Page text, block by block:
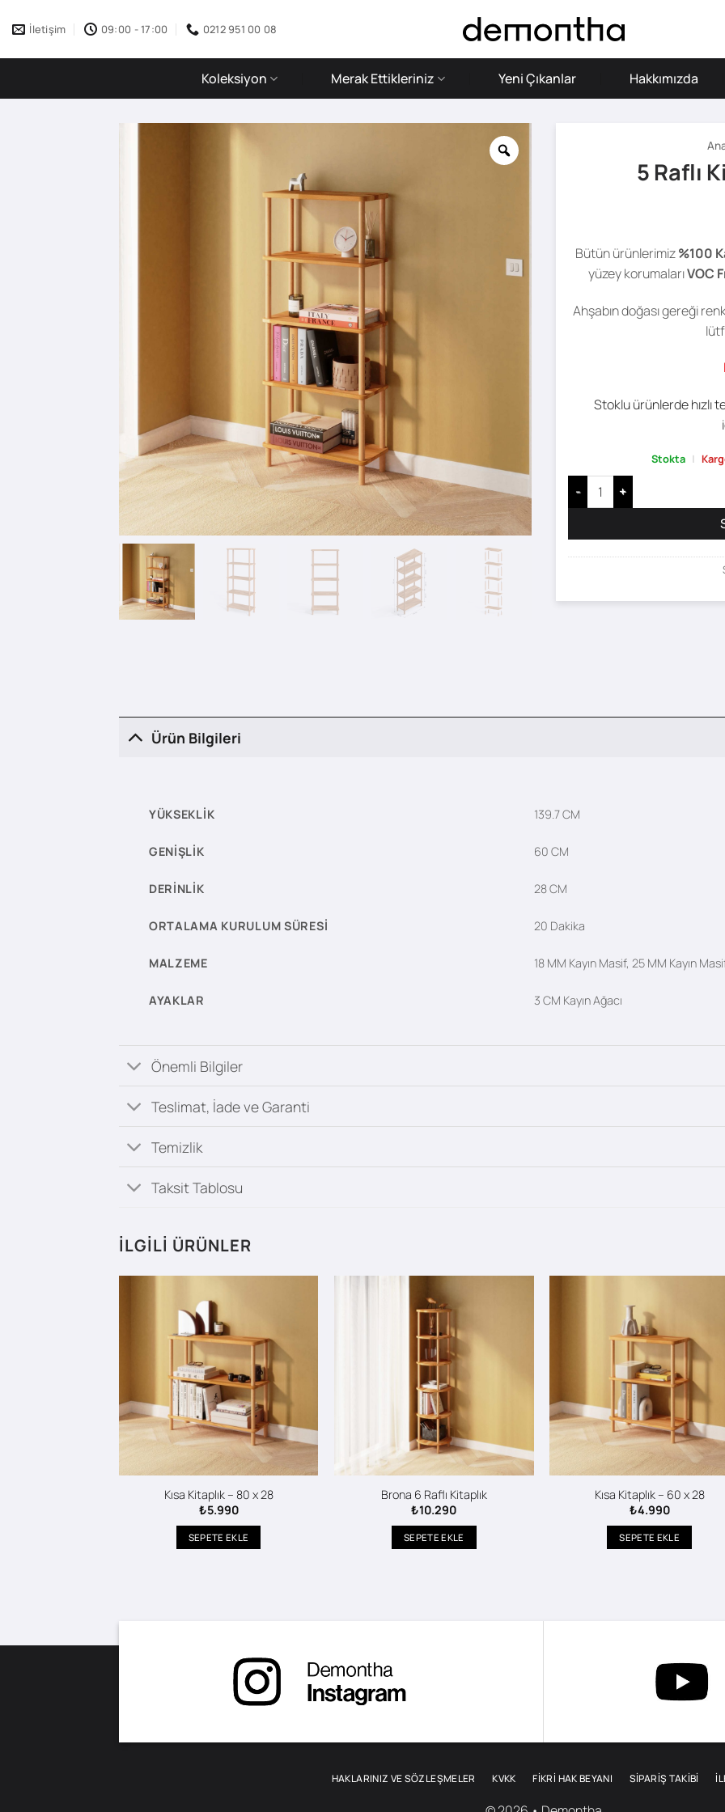
atla
İletişim 09:00 - 17:00 0212 951 00 08
Koleksiyon Merak Ettikleriniz Yeni Çıkanlar Hakkımızda
5 Raflı
Bütün ürünlerimiz%100
yüzey korumalarıVOC
Ahşabın doğası gereği
Stoklu ürünlerde hızlı
Stokta |
5 Raflı Kitaplık - 60 x 28 adet
Ürün Bilgileri
YÜKSEKLIK 139.7 CM
GENIŞLIK 60 CM
DERINLIK 28 CM
ORTALAMA KURULUM SÜRESI 20 Dakika
MALZEME 18 MM Kayın Masif, 25 MM Kayın
AYAKLAR 3 CM Kayın Ağacı
Önemli Bilgiler
Teslimat, İade ve Garanti
Temizlik
Taksit Tablosu
İLGILI ÜRÜNLER
Kısa Kitaplık – 80 x 28
₺5.990
SEPETE EKLE
Brona 6 Raflı Kitaplık
₺10.290
SEPETE EKLE
Kısa Kitaplık – 60 x 28
₺4.990
SEPETE EKLE
HAKLARINIZ VE SÖZLEŞMELER KVKK FİKRİ HAK BEYANI SIPARIŞ TAKIBI